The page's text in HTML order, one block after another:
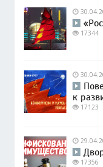
17344
к
17123
17356